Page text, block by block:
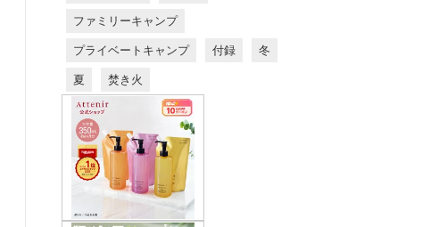
ファミリーキャンプ
プライベートキャンプ 付録 冬
夏 焚き火